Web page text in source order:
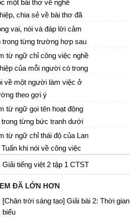
một bài thơ về nghề
chia sẻ về bài thơ đã
vai, nói và đáp lời cảm
trong từng trường hợp sau
từ ngữ chỉ công việc nghề
của mỗi người có trong
bức tranh dưới đây
về một người làm việc ở
theo gợi ý
từ ngữ gọi tên hoạt động
trong từng bức tranh dưới
từ ngữ chỉ thái độ của Lan
khi nói về công việc
bố mẹ mình
Giải tiếng việt 2 tập 1 CTST
EM ĐÃ LỚN HƠN
[Chân trời sáng tạo] Giải bài 2: Thời gian
biểu